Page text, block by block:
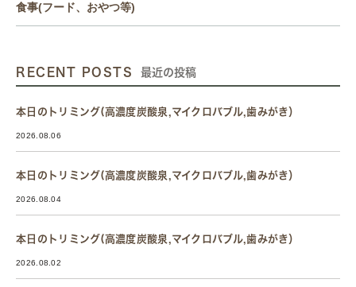
食事(フード、おやつ等)
RECENT POSTS 最近の投稿
本日のトリミング(高濃度炭酸泉,マイクロバブル,歯みがき）
2026.08.06
本日のトリミング(高濃度炭酸泉,マイクロバブル,歯みがき）
2026.08.04
本日のトリミング(高濃度炭酸泉,マイクロバブル,歯みがき）
2026.08.02